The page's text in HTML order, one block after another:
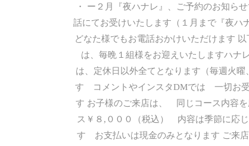
・ ー２月『夜ハナレ』、ご予約のお知
話にてお受けいたします（１月まで『夜
どなた様でもお電話おかけいただけます
は、毎晩１組様をお迎えいたしますハナ
は、定休日以外全てとなります（毎週火
す コメントやインスタDMでは 一切お
す お子様のご来店は、 同じコース内容
ス￥８,０００（税込） 内容は季節に応
す お支払いは現金のみとなります ご来